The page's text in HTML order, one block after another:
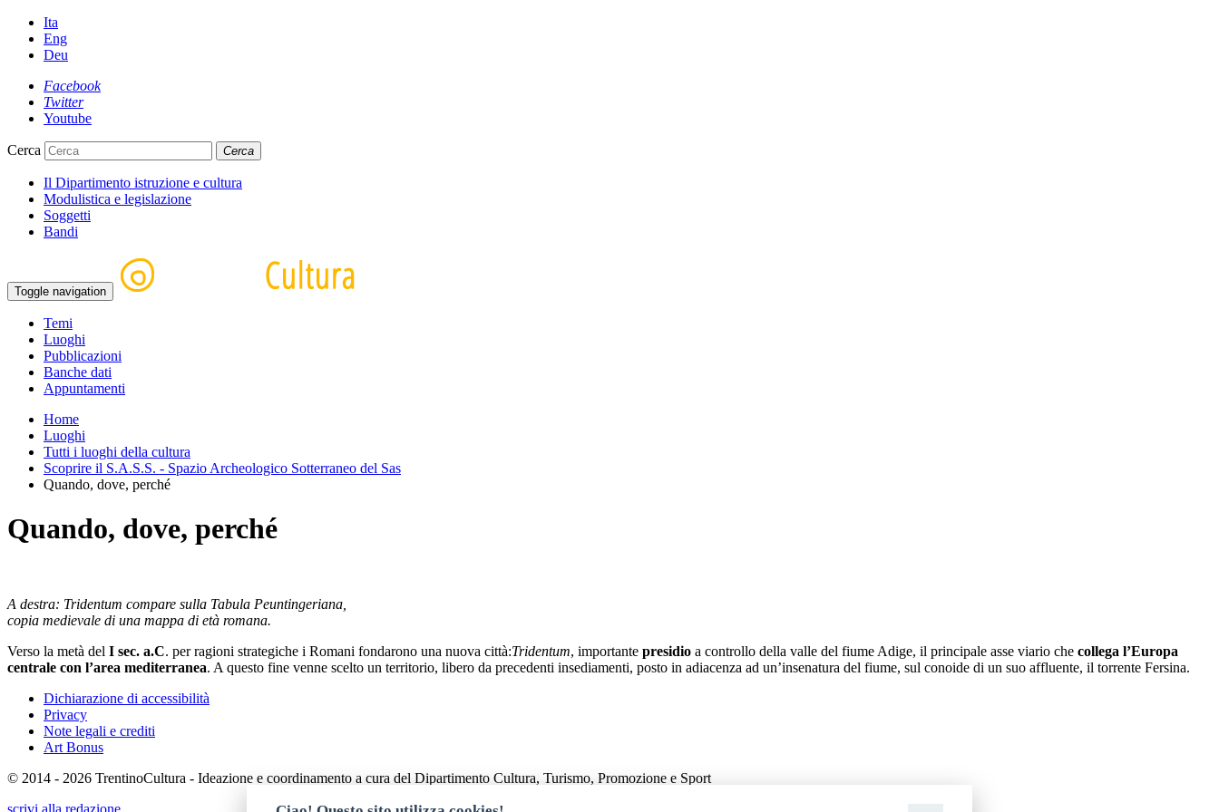
Ita
Eng
Deu
Facebook
Twitter
Youtube
Cerca Cerca
Il Dipartimento istruzione e cultura
Modulistica e legislazione
Soggetti
Bandi
Toggle navigation
Temi
Luoghi
Pubblicazioni
Banche dati
Appuntamenti
Home
Luoghi
Tutti i luoghi della cultura
Scoprire il S.A.S.S. - Spazio Archeologico Sotterraneo del Sas
Quando, dove, perché
Quando, dove, perché
A destra: Tridentum compare sulla Tabula Peuntingeriana,
copia medievale di una mappa di età romana.
Verso la metà del I sec. a.C. per ragioni strategiche i Romani fondarono una nuova città:Tridentum, importante presidio a controllo della valle del fiume Adige, il principale asse viario che collega l’Europa
centrale con l’area mediterranea. A questo fine venne scelto un territorio, libero da precedenti insediamenti, posto in adiacenza ad un’insenatura del fiume, sul conoide di un suo affluente, il torrente Fersina.
Dichiarazione di accessibilità
Privacy
Note legali e crediti
Art Bonus
© 2014 - 2026 TrentinoCultura - Ideazione e coordinamento a cura del Dipartimento Cultura, Turismo, Promozione e Sport
scrivi alla redazione